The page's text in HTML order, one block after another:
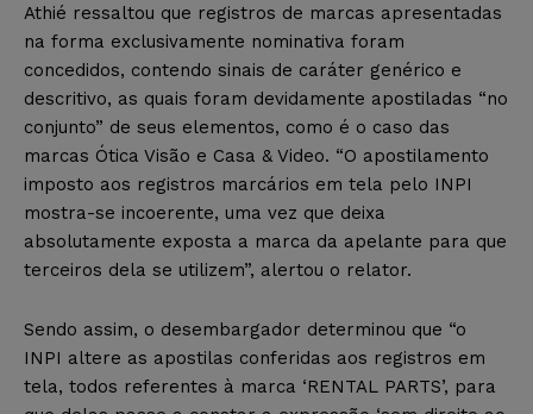
Athié ressaltou que registros de marcas apresentadas
na forma exclusivamente nominativa foram
concedidos, contendo sinais de caráter genérico e
descritivo, as quais foram devidamente apostiladas “no
conjunto” de seus elementos, como é o caso das
marcas Ótica Visão e Casa & Video. “O apostilamento
imposto aos registros marcários em tela pelo INPI
mostra-se incoerente, uma vez que deixa
absolutamente exposta a marca da apelante para que
terceiros dela se utilizem”, alertou o relator.
Sendo assim, o desembargador determinou que “o
INPI altere as apostilas conferidas aos registros em
tela, todos referentes à marca ‘RENTAL PARTS’, para